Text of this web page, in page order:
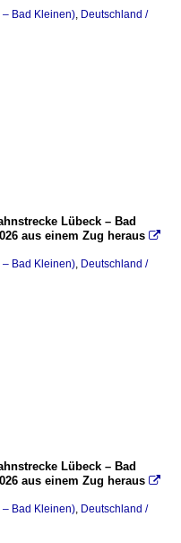
– Bad Kleinen), Deutschland /
Lübeck – Bad
aus einem Zug heraus 
– Bad Kleinen), Deutschland /
Lübeck – Bad
aus einem Zug heraus 
– Bad Kleinen), Deutschland /